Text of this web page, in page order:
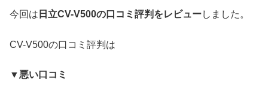
今回は 日立CV-V500の口コミ評判をレビューしました。
CV-V500の口コミ評判は
▼悪い口コミ